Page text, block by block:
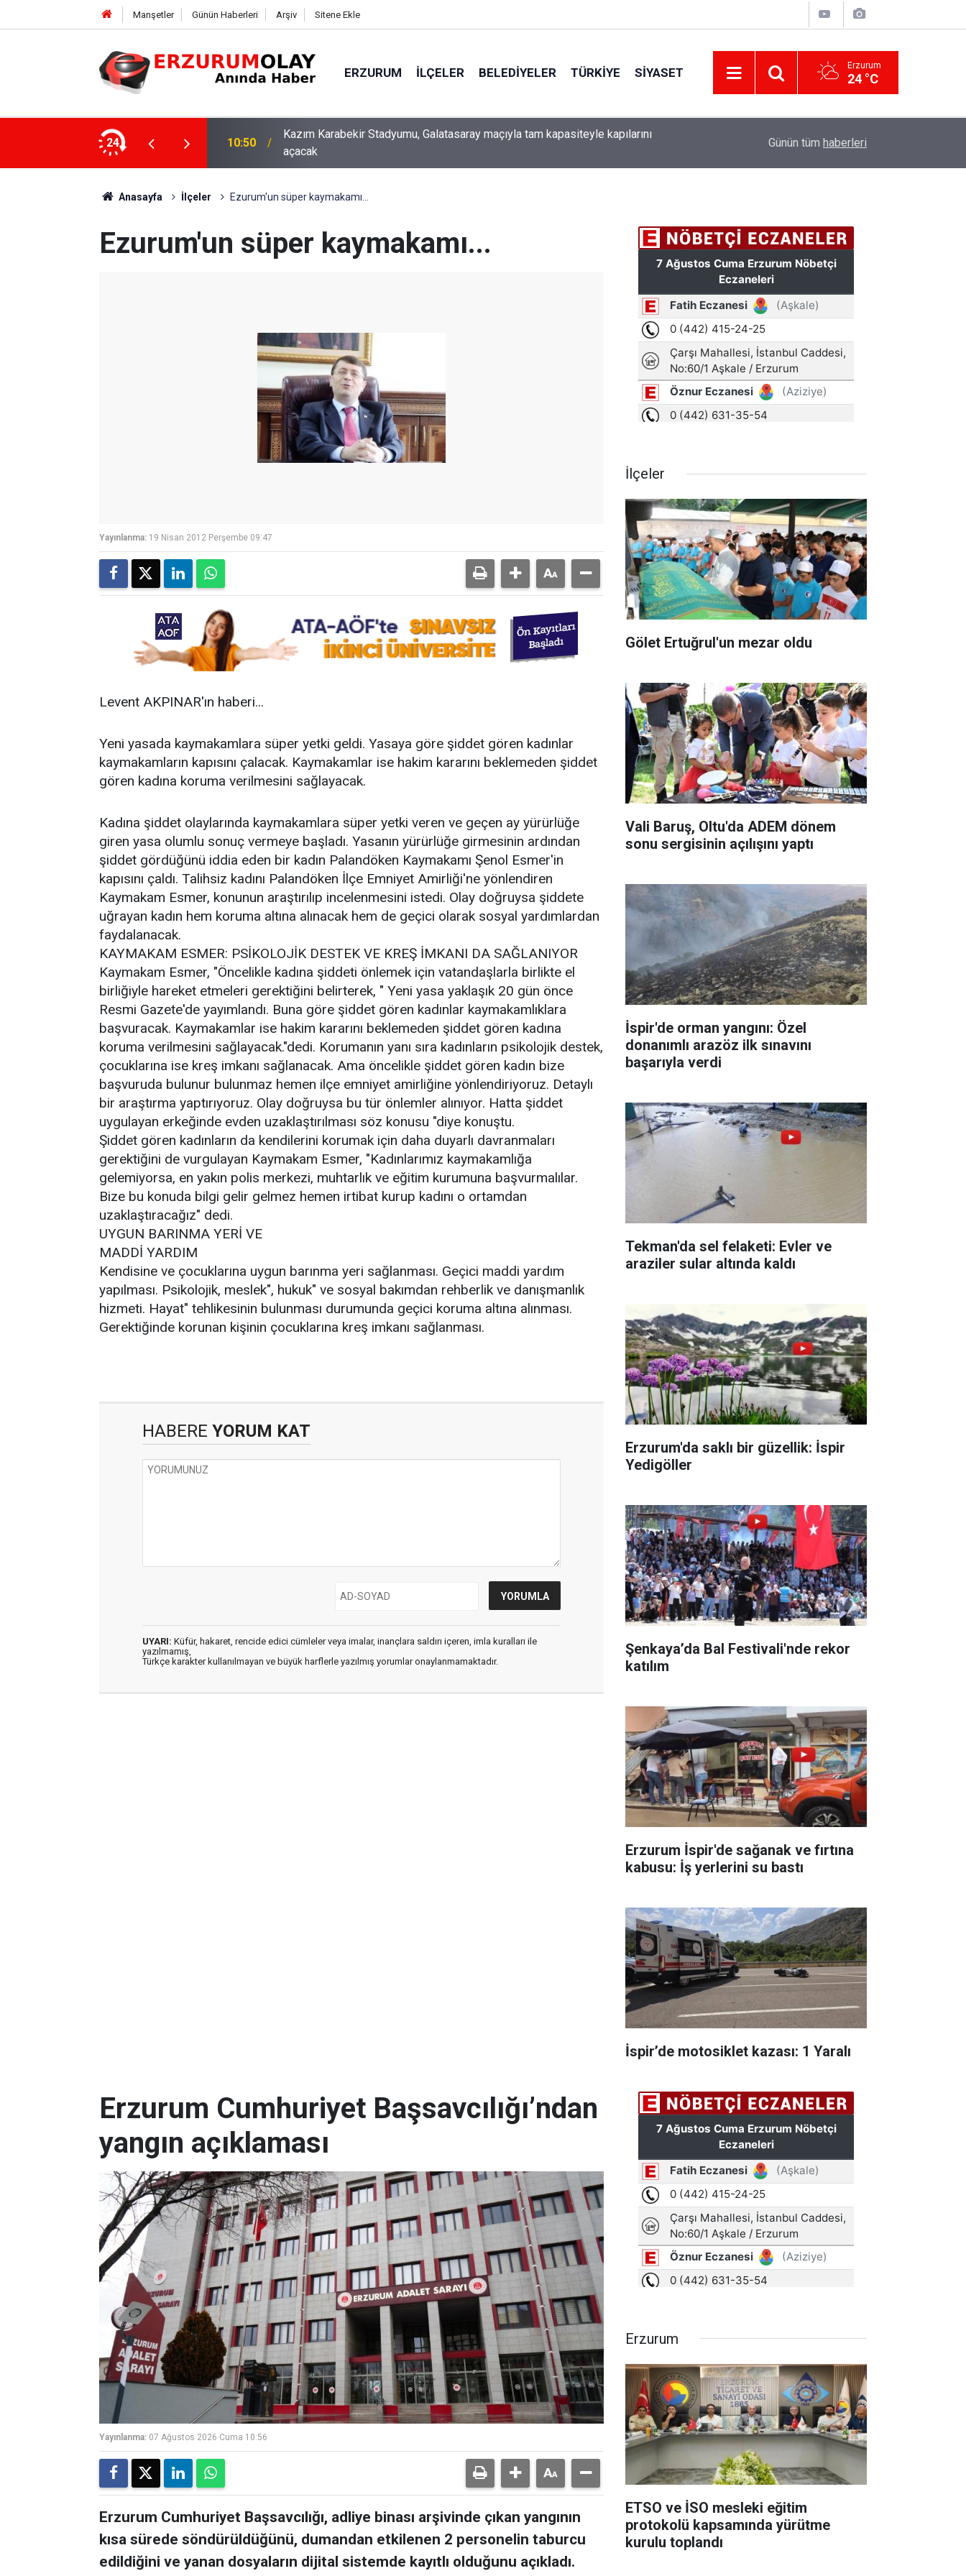
Manşetler Günün Haberleri Arşiv Sitene Ekle
ERZURUM İLÇELER BELEDIYELER TÜRKIYE SIYASET Erzurum
24 °C
24
maçıyla tam kapasiteyle kapılarını
10:44 ETSO ve İSO mesleki eğitim protokolü kapsamında yürütme kurulu toplandı Erzurum Adliyesi'nde yangın: 2 kişi dumandan
Günün tüm haberleri
Anasayfa İlçeler Ezurum'un süper kaymakamı...
Ezurum'un süper kaymakamı...
Yayınlanma: 19 Nisan 2012 Perşembe 09:47
Levent AKPINAR'ın haberi...
Yeni yasada kaymakamlara süper yetki geldi. Yasaya göre şiddet gören kadınlar
kaymakamların kapısını çalacak. Kaymakamlar ise hakim kararını beklemeden şiddet
gören kadına koruma verilmesini sağlayacak.
Kadına şiddet olaylarında kaymakamlara süper yetki veren ve geçen ay yürürlüğe
giren yasa olumlu sonuç vermeye başladı. Yasanın yürürlüğe girmesinin ardından
şiddet gördüğünü iddia eden bir kadın Palandöken Kaymakamı Şenol Esmer'in
kapısını çaldı. Talihsiz kadını Palandöken İlçe Emniyet Amirliği'ne yönlendiren
Kaymakam Esmer, konunun araştırılıp incelenmesini istedi. Olay doğruysa şiddete
uğrayan kadın hem koruma altına alınacak hem de geçici olarak sosyal yardımlardan
faydalanacak.
KAYMAKAM ESMER: PSİKOLOJİK DESTEK VE KREŞ İMKANI DA SAĞLANIYOR
Kaymakam Esmer, "Öncelikle kadına şiddeti önlemek için vatandaşlarla birlikte el
birliğiyle hareket etmeleri gerektiğini belirterek, " Yeni yasa yaklaşık 20 gün önce
Resmi Gazete'de yayımlandı. Buna göre şiddet gören kadınlar kaymakamlıklara
başvuracak. Kaymakamlar ise hakim kararını beklemeden şiddet gören kadına
koruma verilmesini sağlayacak."dedi. Korumanın yanı sıra kadınların psikolojik destek,
çocuklarına ise kreş imkanı sağlanacak. Ama öncelikle şiddet gören kadın bize
başvuruda bulunur bulunmaz hemen ilçe emniyet amirliğine yönlendiriyoruz. Detaylı
bir araştırma yaptırıyoruz. Olay doğruysa bu tür önlemler alınıyor. Hatta şiddet
uygulayan erkeğinde evden uzaklaştırılması söz konusu "diye konuştu.
Şiddet gören kadınların da kendilerini korumak için daha duyarlı davranmaları
gerektiğini de vurgulayan Kaymakam Esmer, "Kadınlarımız kaymakamlığa
gelemiyorsa, en yakın polis merkezi, muhtarlık ve eğitim kurumuna başvurmalılar.
Bize bu konuda bilgi gelir gelmez hemen irtibat kurup kadını o ortamdan
uzaklaştıracağız" dedi.
UYGUN BARINMA YERİ VE
MADDİ YARDIM
Kendisine ve çocuklarına uygun barınma yeri sağlanması. Geçici maddi yardım
yapılması. Psikolojik, meslek", hukuk" ve sosyal bakımdan rehberlik ve danışmanlık
hizmeti. Hayat" tehlikesinin bulunması durumunda geçici koruma altına alınması.
Gerektiğinde korunan kişinin çocuklarına kreş imkanı sağlanması.
HABERE YORUM KAT
UYARI: Küfür, hakaret, rencide edici cümleler veya imalar, inançlara saldırı içeren, imla kuralları ile
yazılmamış,
Türkçe karakter kullanılmayan ve büyük harflerle yazılmış yorumlar onaylanmamaktadır.
İlçeler
Gölet Ertuğrul'un mezar oldu
Vali Baruş, Oltu'da ADEM dönem
sonu sergisinin açılışını yaptı
İspir'de orman yangını: Özel
donanımlı arazöz ilk sınavını
başarıyla verdi
Tekman'da sel felaketi: Evler ve
araziler sular altında kaldı
Erzurum'da saklı bir güzellik: İspir
Yedigöller
Şenkaya’da Bal Festivali'nde rekor
katılım
Erzurum İspir'de sağanak ve fırtına
kabusu: İş yerlerini su bastı
İspir’de motosiklet kazası: 1 Yaralı
Erzurum Cumhuriyet Başsavcılığı’ndan
yangın açıklaması
Yayınlanma: 07 Ağustos 2026 Cuma 10:56
Erzurum Cumhuriyet Başsavcılığı, adliye binası arşivinde çıkan yangının
kısa sürede söndürüldüğünü, dumandan etkilenen 2 personelin taburcu
edildiğini ve yanan dosyaların dijital sistemde kayıtlı olduğunu açıkladı.
Erzurum
ETSO ve İSO mesleki eğitim
protokolü kapsamında yürütme
kurulu toplandı